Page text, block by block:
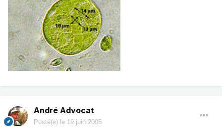
André Advocat
Posté(e) le 19 juin 2005